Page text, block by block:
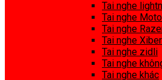
Tai nghe
Tai nghe
Tai nghe
Tai nghe
Tai nghe zidli
Tai nghe
Tai nghe khác